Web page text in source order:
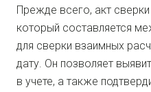
Прежде всего, акт
который составляется
для сверки взаимных
дату. Он позволяет
в учете, а также